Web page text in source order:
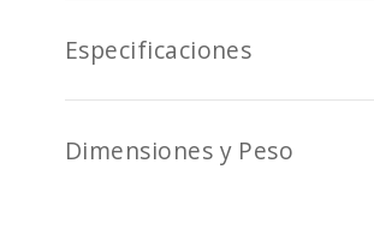
Especificaciones
Dimensiones y Peso